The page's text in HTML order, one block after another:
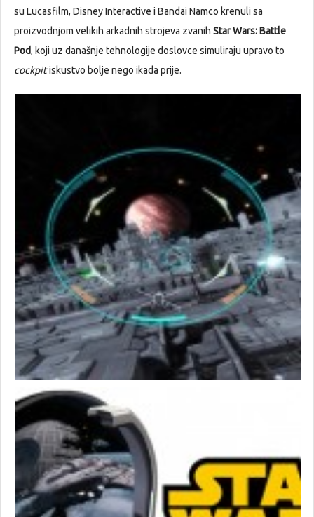
su Lucasfilm, Disney Interactive i Bandai Namco krenuli sa
proizvodnjom velikih arkadnih strojeva zvanih Star Wars: Battle
Pod, koji uz današnje tehnologije doslovce simuliraju upravo to
cockpitiskustvo bolje nego ikada prije.